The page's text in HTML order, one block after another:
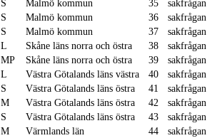
S Malmö kommun 35 sakfrågan
S Malmö kommun 36 sakfrågan
S Malmö kommun 37 sakfrågan
L Skåne läns norra och östra 38 sakfrågan
MP Skåne läns norra och östra 39 sakfrågan
L Västra Götalands läns västra 40 sakfrågan
S Västra Götalands läns östra 41 sakfrågan
M Västra Götalands läns östra 42 sakfrågan
S Västra Götalands läns östra 43 sakfrågan
M Värmlands län 44 sakfrågan